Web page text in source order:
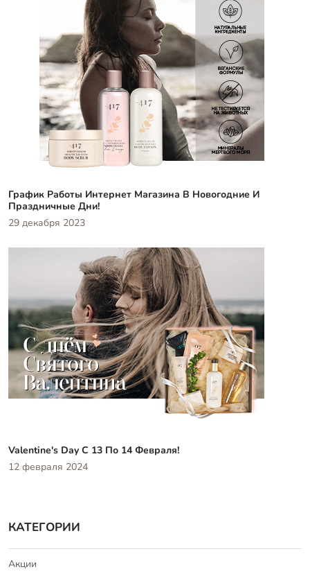
График Работы Интернет Магазина В Новогодние И
Праздничные Дни!
29 декабря 2023
Valentine's Day С 13 По 14 Февраля!
12 февраля 2024
КАТЕГОРИИ
Акции